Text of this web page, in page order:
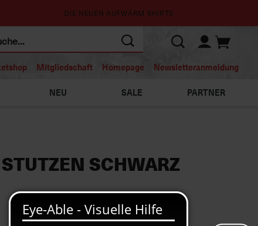
DIE NEUEN AUFWÄRM SHIRTS
Mitgliedschaft Homepage Newsletteranmeldung
NEU SALE PARTNER
SCHWARZ